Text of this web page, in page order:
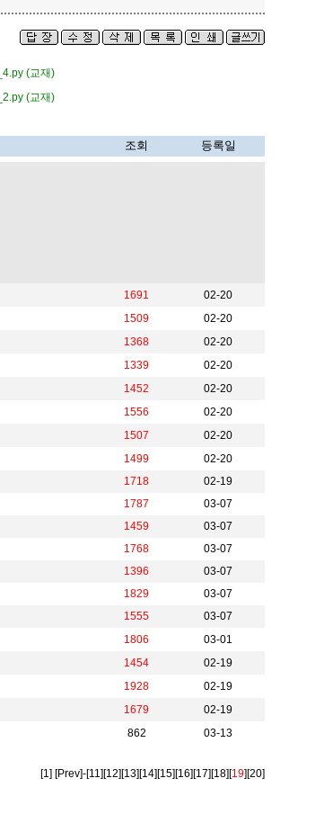
(교재)
(교재)
조회 등록일
1691
02-20
1509
02-20
1368
02-20
1339
02-20
1452
02-20
1556
02-20
1507
02-20
1499
02-20
1718
02-19
1787
03-07
1459
03-07
1768
03-07
1396
03-07
1829
03-07
1555
03-07
1806
03-01
1454
02-19
1928
02-19
1679
02-19
862 03-13
[1] [Prev]-[11][12][13][14][15][16][17][18][19][20]